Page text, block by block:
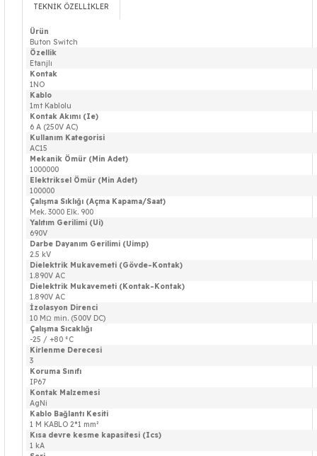
TEKNİK ÖZELLİKLER
Ürün
Buton Switch
Özellik
Etanjlı
Kontak
1NO
Kablo
1mt Kablolu
Kontak Akımı (Ie)
6 A (250V AC)
Kullanım Kategorisi
AC15
Mekanik Ömür (Min Adet)
1000000
Elektriksel Ömür (Min Adet)
100000
Çalışma Sıklığı (Açma Kapama/Saat)
Mek. 3000 Elk. 900
Yalıtım Gerilimi (Ui)
690V
Darbe Dayanım Gerilimi (Uimp)
2.5 kV
Dielektrik Mukavemeti (Gövde-Kontak)
1.890V AC
Dielektrik Mukavemeti (Kontak-Kontak)
1.890V AC
İzolasyon Direnci
10 MΩ min. (500V DC)
Çalışma Sıcaklığı
-25 / +80 °C
Kirlenme Derecesi
3
Koruma Sınıfı
IP67
Kontak Malzemesi
AgNi
Kablo Bağlantı Kesiti
1 M KABLO 2*1 mm²
Kısa devre kesme kapasitesi (Ics)
1 kA